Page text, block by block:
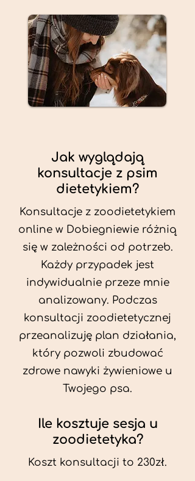
Jak wyglądają
konsultacje z psim
dietetykiem?
Konsultacje z zoodietetykiem
online w Dobiegniewie różnią
się w zależności od potrzeb.
Każdy przypadek jest
indywidualnie przeze mnie
analizowany. Podczas
konsultacji zoodietetycznej
przeanalizuję plan działania,
który pozwoli zbudować
zdrowe nawyki żywieniowe u
Twojego psa.
Ile kosztuje sesja u
zoodietetyka?
Koszt konsultacji to 230zł.